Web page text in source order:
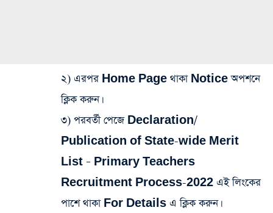
২) এরপর Home Page থাকা Notice অপশনে
ক্লিক করুন।
৩) পরবর্তী পেজে Declaration/
Publication of State-wide Merit
List – Primary Teachers
Recruitment Process-2022 এই লিংকের
পাশে থাকা For Details এ ক্লিক করুন।